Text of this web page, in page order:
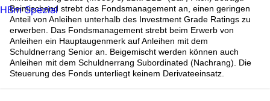
Beimischend strebt das Fondsmanagement an, einen geringen
Anteil von Anleihen unterhalb des Investment Grade Ratings zu
erwerben. Das Fondsmanagement strebt beim Erwerb von
Anleihen ein Hauptaugenmerk auf Anleihen mit dem
Schuldnerrang Senior an. Beigemischt werden können auch
Anleihen mit dem Schuldnerrang Subordinated (Nachrang). Die
Steuerung des Fonds unterliegt keinem Derivateeinsatz.
HBm Spezial